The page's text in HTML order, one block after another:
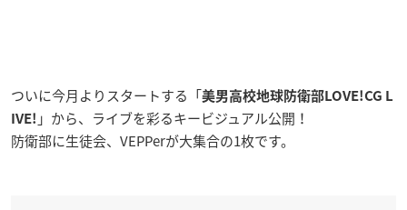
ついに今月よりスタートする「美男高校地球防衛部LOVE!CG L
IVE! 」から、ライブを彩るキービジュアル公開！
防衛部に生徒会、VEPPerが大集合の1枚です。